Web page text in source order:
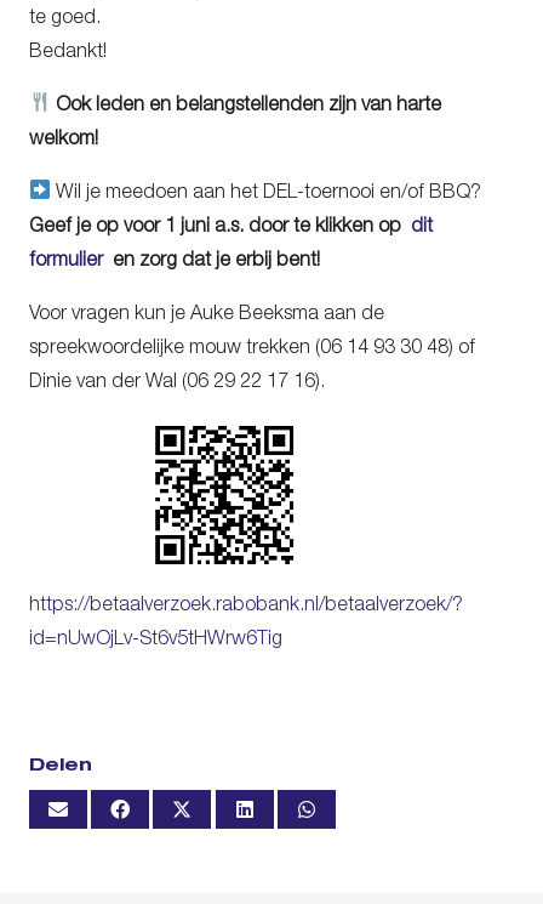
te goed.
Bedankt!
Ook leden en belangstellenden zijn van harte
welkom!
Wil je meedoen aan het DEL-toernooi en/of BBQ?
Geef je op voor 1 juni a.s. door te klikken op dit
formulier en zorg dat je erbij bent!
Voor vragen kun je Auke Beeksma aan de
spreekwoordelijke mouw trekken (06 14 93 30 48) of
Dinie van der Wal (06 29 22 17 16).
https://betaalverzoek.rabobank.nl/betaalverzoek/?
id=nUwOjLv-St6v5tHWrw6Tig
Delen